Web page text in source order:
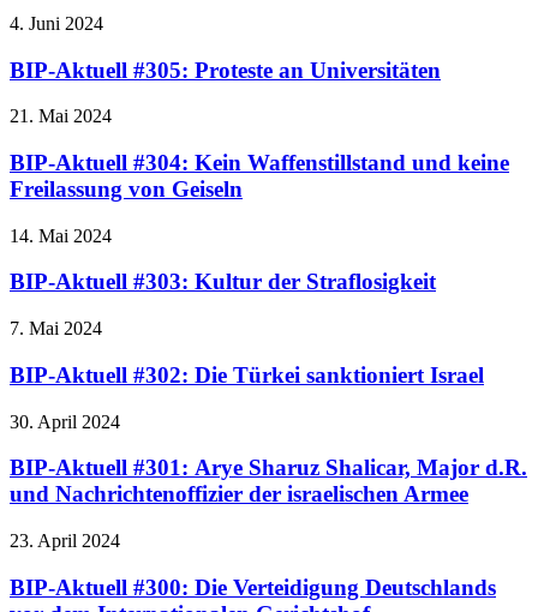
4. Juni 2024
BIP-Aktuell #305: Proteste an Universitäten
21. Mai 2024
BIP-Aktuell #304: Kein Waffenstillstand und keine
Freilassung von Geiseln
14. Mai 2024
BIP-Aktuell #303: Kultur der Straflosigkeit
7. Mai 2024
BIP-Aktuell #302: Die Türkei sanktioniert Israel
30. April 2024
BIP-Aktuell #301: Arye Sharuz Shalicar, Major d.R.
und Nachrichtenoffizier der israelischen Armee
23. April 2024
BIP-Aktuell #300: Die Verteidigung Deutschlands